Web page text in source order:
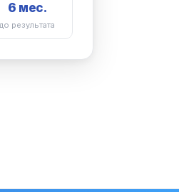
6 мес.
до результата